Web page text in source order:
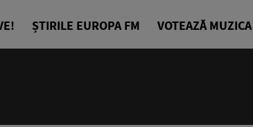
ȘTIRILE EUROPA FM VOTEAZĂ MUZICA